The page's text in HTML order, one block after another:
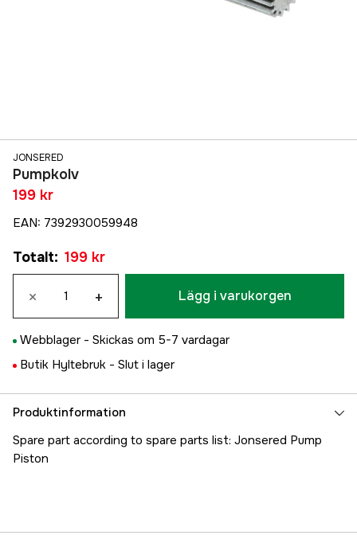
JONSERED
Pumpkolv
199 kr
EAN: 7392930059948
Totalt: 199 kr
× + Lägg i varukorgen
Webblager - Skickas om 5-7 vardagar
Butik Hyltebruk - Slut i lager
Produktinformation
Spare part according to spare parts list: Jonsered Pump
Piston